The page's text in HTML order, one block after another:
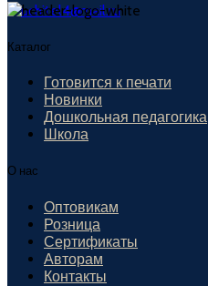
uchitel4@mail.ru
Каталог
Готовится к печати
Новинки
Дошкольная педагогика
Школа
О нас
Оптовикам
Розница
Сертификаты
Авторам
Контакты